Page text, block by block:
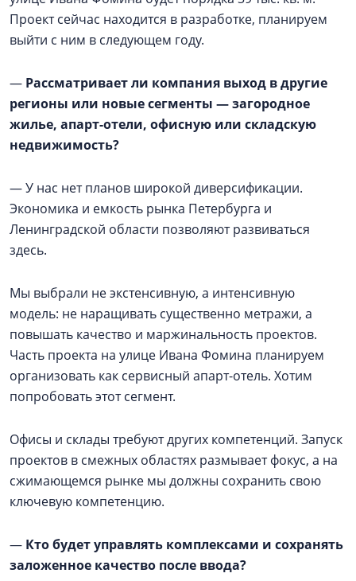
Проект сейчас находится в разработке, планируем
выйти с ним в следующем году.
— Рассматривает ли компания выход в другие
регионы или новые сегменты — загородное
жилье, апарт-отели, офисную или складскую
недвижимость?
— У нас нет планов широкой диверсификации.
Экономика и емкость рынка Петербурга и
Ленинградской области позволяют развиваться
здесь.
Мы выбрали не экстенсивную, а интенсивную
модель: не наращивать существенно метражи, а
повышать качество и маржинальность проектов.
Часть проекта на улице Ивана Фомина планируем
организовать как сервисный апарт-отель. Хотим
попробовать этот сегмент.
Офисы и склады требуют других компетенций. Запуск
проектов в смежных областях размывает фокус, а на
сжимающемся рынке мы должны сохранить свою
ключевую компетенцию.
— Кто будет управлять комплексами и сохранять
заложенное качество после ввода?